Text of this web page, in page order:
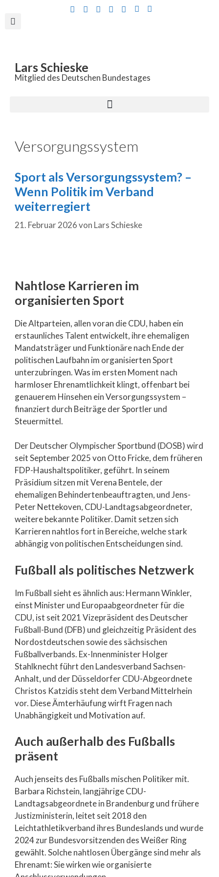
Lars Schieske
Mitglied des Deutschen Bundestages
Versorgungssystem
Sport als Versorgungssystem? –
Wenn Politik im Verband
weiterregiert
21. Februar 2026von Lars Schieske
Nahtlose Karrieren im
organisierten Sport
Die Altparteien, allen voran die CDU, haben ein
erstaunliches Talent entwickelt, ihre ehemaligen
Mandatsträger und Funktionäre nach Ende der
politischen Laufbahn im organisierten Sport
unterzubringen. Was im ersten Moment nach
harmloser Ehrenamtlichkeit klingt, offenbart bei
genauerem Hinsehen ein Versorgungssystem –
finanziert durch Beiträge der Sportler und
Steuermittel.
Der Deutscher Olympischer Sportbund (DOSB) wird
seit September 2025 von Otto Fricke, dem früheren
FDP-Haushaltspolitiker, geführt. In seinem
Präsidium sitzen mit Verena Bentele, der
ehemaligen Behindertenbeauftragten, und Jens-
Peter Nettekoven, CDU-Landtagsabgeordneter,
weitere bekannte Politiker. Damit setzen sich
Karrieren nahtlos fort in Bereiche, welche stark
abhängig von politischen Entscheidungen sind.
Fußball als politisches Netzwerk
Im Fußball sieht es ähnlich aus: Hermann Winkler,
einst Minister und Europaabgeordneter für die
CDU, ist seit 2021 Vizepräsident des Deutscher
Fußball-Bund (DFB) und gleichzeitig Präsident des
Nordostdeutschen sowie des sächsischen
Fußballverbands. Ex-Innenminister Holger
Stahlknecht führt den Landesverband Sachsen-
Anhalt, und der Düsseldorfer CDU-Abgeordnete
Christos Katzidis steht dem Verband Mittelrhein
vor. Diese Ämterhäufung wirft Fragen nach
Unabhängigkeit und Motivation auf.
Auch außerhalb des Fußballs
präsent
Auch jenseits des Fußballs mischen Politiker mit.
Barbara Richstein, langjährige CDU-
Landtagsabgeordnete in Brandenburg und frühere
Justizministerin, leitet seit 2018 den
Leichtathletikverband ihres Bundeslands und wurde
2024 zur Bundesvorsitzenden des Weißer Ring
gewählt. Solche nahtlosen Übergänge sind mehr als
Ehrenamt: Sie wirken wie organisierte